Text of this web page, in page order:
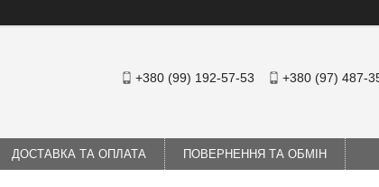
+380 (99) 192-57-53 +380 (97) 487-
ДОСТАВКА ТА ОПЛАТА ПОВЕРНЕННЯ ТА ОБМІН